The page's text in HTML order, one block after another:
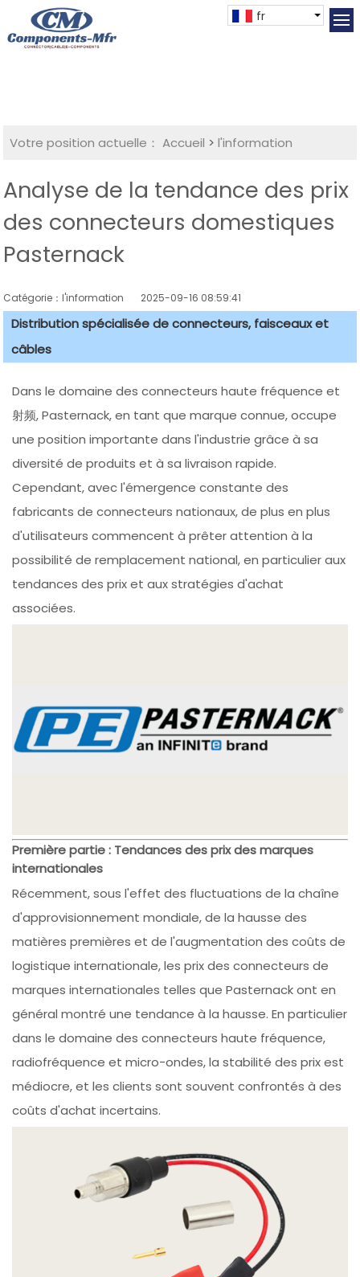
fr
Votre position actuelle： Accueil >l'information
Analyse de la tendance des prix
des connecteurs domestiques
Pasternack
Catégorie：l'information 2025-09-16 08:59:41
Distribution spécialisée de connecteurs, faisceaux et
câbles
Dans le domaine des connecteurs haute fréquence et
射频, Pasternack, en tant que marque connue, occupe
une position importante dans l'industrie grâce à sa
diversité de produits et à sa livraison rapide.
Cependant, avec l'émergence constante des
fabricants de connecteurs nationaux, de plus en plus
d'utilisateurs commencent à prêter attention à la
possibilité de remplacement national, en particulier aux
tendances des prix et aux stratégies d'achat
associées.
Première partie : Tendances des prix des marques
internationales
Récemment, sous l'effet des fluctuations de la chaîne
d'approvisionnement mondiale, de la hausse des
matières premières et de l'augmentation des coûts de
logistique internationale, les prix des connecteurs de
marques internationales telles que Pasternack ont en
général montré une tendance à la hausse. En particulier
dans le domaine des connecteurs haute fréquence,
radiofréquence et micro-ondes, la stabilité des prix est
médiocre, et les clients sont souvent confrontés à des
coûts d'achat incertains.